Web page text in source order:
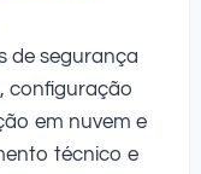
de segurança
configuração
em nuvem e
técnico e